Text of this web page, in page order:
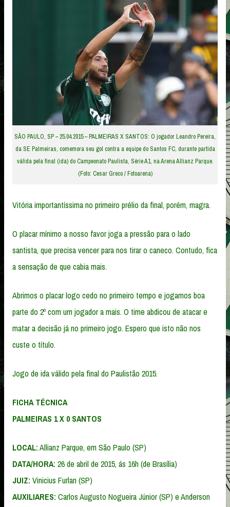
SÃO PAULO, SP – 25.04.2015 – PALMEIRAS X SANTOS: O jogador Leandro Pereira,
da SE Palmeiras, comemora seu gol contra a equipe do Santos FC, durante partida
válida pela final (ida) do Campeonato Paulista, Série A1, na Arena Allianz Parque.
(Foto: Cesar Greco / Fotoarena)
Vitória importantíssima no primeiro prélio da final, porém, magra.
O placar mínimo a nosso favor joga a pressão para o lado
santista, que precisa vencer para nos tirar o caneco. Contudo, fica
a sensação de que cabia mais.
Abrimos o placar logo cedo no primeiro tempo e jogamos boa
parte do 2º com um jogador a mais. O time abdicou de atacar e
matar a decisão já no primeiro jogo. Espero que isto não nos
custe o título.
Jogo de ida válido pela final do Paulistão 2015.
FICHA TÉCNICA
PALMEIRAS 1 X 0 SANTOS
LOCAL:Allianz Parque, em São Paulo (SP)
DATA/HORA: 26 de abril de 2015, ás 16h (de Brasília)
JUIZ: Vinicius Furlan (SP)
AUXILIARES: Carlos Augusto Nogueira Júnior (SP) e Anderson